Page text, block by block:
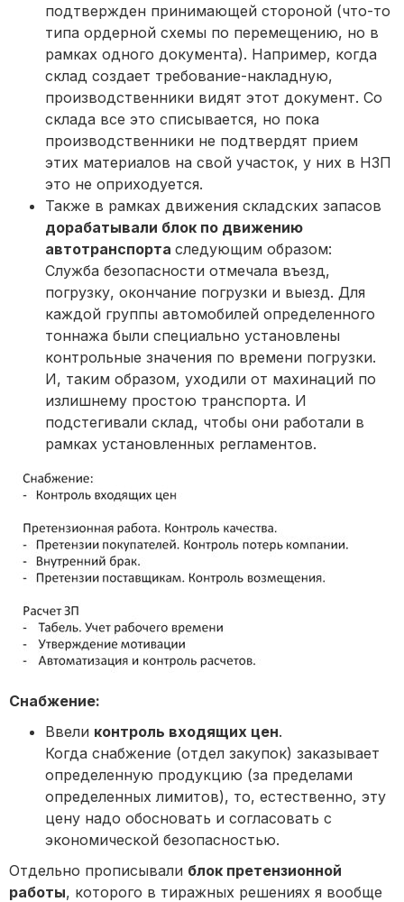
подтвержден принимающей стороной (что-то
типа ордерной схемы по перемещению, но в
рамках одного документа). Например, когда
склад создает требование-накладную,
производственники видят этот документ. Со
склада все это списывается, но пока
производственники не подтвердят прием
этих материалов на свой участок, у них в НЗП
это не оприходуется.
Также в рамках движения складских запасов
дорабатывали блок по движению
автотранспорта следующим образом:
Служба безопасности отмечала въезд,
погрузку, окончание погрузки и выезд. Для
каждой группы автомобилей определенного
тоннажа были специально установлены
контрольные значения по времени погрузки.
И, таким образом, уходили от махинаций по
излишнему простою транспорта. И
подстегивали склад, чтобы они работали в
рамках установленных регламентов.
Снабжение:
Ввели контроль входящих цен.
Когда снабжение (отдел закупок) заказывает
определенную продукцию (за пределами
определенных лимитов), то, естественно, эту
цену надо обосновать и согласовать с
экономической безопасностью.
Отдельно прописывали блок претензионной
работы, которого в тиражных решениях я вообще